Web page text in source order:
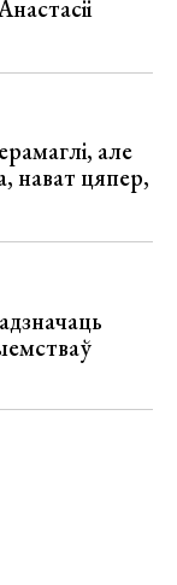
але
нават цяпер,